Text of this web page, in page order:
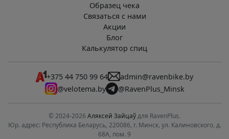
Образец чека
Связаться с нами
Акции
Блог
Калькулятор спиц
+375 44 750 99 64
admin@ravenbike.by
@velotema.by
@RavenPlus_Minsk
© 2024-2026 Аляксей Зайцаўдля RavenPlus.
Юр. адрес: Республика Беларусь, 220086, г. Минск, ул. Калиновского, д.
68А, пом. 9